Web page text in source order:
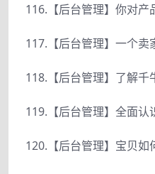
116.【后台管理】你对
117.【后台管理】一个
118.【后台管理】了解
119.【后台管理】全面
120.【后台管理】宝贝